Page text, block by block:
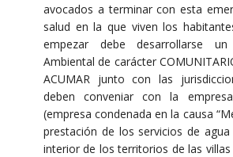
avocados a terminar con esta
salud en la que viven los
empezar debe desarrollarse
Ambiental de carácter
ACUMAR junto con las
deben conveniar con la
(empresa condenada en la causa
prestación de los servicios de
interior de los territorios de las